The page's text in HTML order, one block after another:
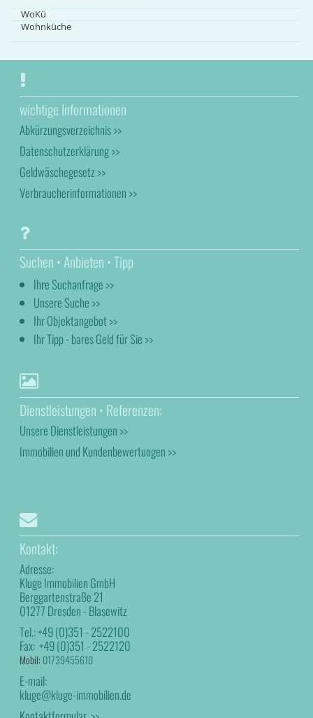
WoKü
Wohnküche
wichtige Informationen
Abkürzungsverzeichnis >>
Datenschutzerklärung >>
Geldwäschegesetz >>
Verbraucherinformationen >>
Suchen • Anbieten • Tipp
Ihre Suchanfrage >>
Unsere Suche >>
Ihr Objektangebot >>
Ihr Tipp - bares Geld für Sie >>
Dienstleistungen • Referenzen:
Unsere Dienstleistungen >>
Immobilien und Kundenbewertungen >>
Kontakt:
Adresse:
Kluge Immobilien GmbH
Berggartenstraße 21
01277 Dresden - Blasewitz
Tel.:+49 (0)351 - 2522100
Fax:+49 (0)351 - 2522120
Mobil: 01739455610
E-mail:
kluge@kluge-immobilien.de